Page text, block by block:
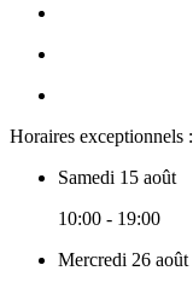
Horaires exceptionnels :
Samedi 15 août
10:00 - 19:00
Mercredi 26 août